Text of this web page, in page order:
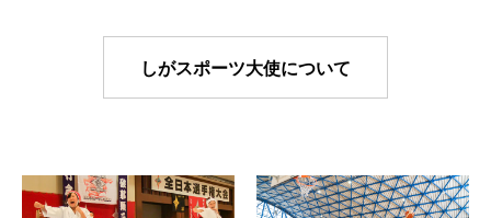
しがスポーツ大使について